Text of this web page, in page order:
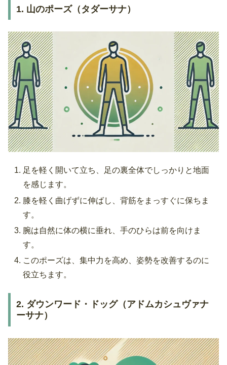
1. 山のポーズ（タダーサナ）
足を軽く開いて立ち、足の裏全体でしっかりと地面
を感じます。
膝を軽く曲げずに伸ばし、背筋をまっすぐに保ちま
す。
腕は自然に体の横に垂れ、手のひらは前を向けま
す。
このポーズは、集中力を高め、姿勢を改善するのに
役立ちます。
2. ダウンワード・ドッグ（アドムカシュヴァナ
ーサナ）